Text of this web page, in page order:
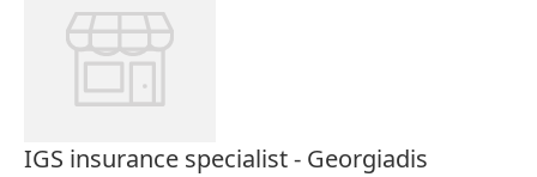
IGS insurance specialist - Georgiadis